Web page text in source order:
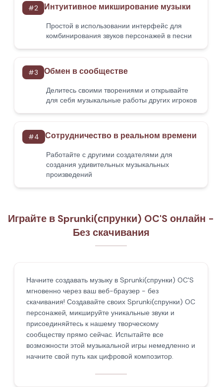
#2 Интуитивное микширование музыки
Простой в использовании интерфейс для
комбинирования звуков персонажей в песни
#3 Обмен в сообществе
Делитесь своими творениями и открывайте
для себя музыкальные работы других игроков
#4 Сотрудничество в реальном времени
Работайте с другими создателями для
создания удивительных музыкальных
произведений
Играйте в Sprunki(спрунки) OC'S онлайн -
Без скачивания
Начните создавать музыку в Sprunki(спрунки) OC'S
мгновенно через ваш веб-браузер - без
скачивания! Создавайте своих Sprunki(спрунки) OC
персонажей, микшируйте уникальные звуки и
присоединяйтесь к нашему творческому
сообществу прямо сейчас. Испытайте все
возможности этой музыкальной игры немедленно и
начните свой путь как цифровой композитор.